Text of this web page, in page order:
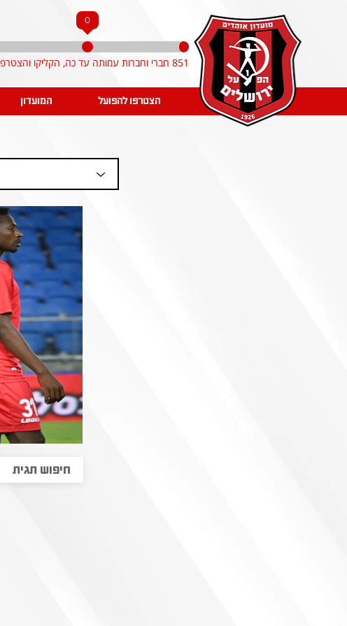
0
851 חברי וחברות עמותה עד כה, הקליקו והצטרפו!
הצטרפו להפועל המועדון